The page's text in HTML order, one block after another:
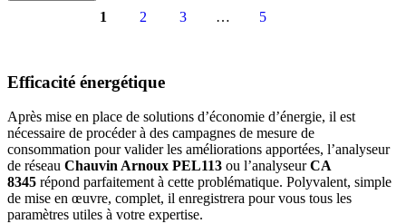
1 2 3 … 5
Efficacité énergétique
Après mise en place de solutions d’économie d’énergie, il est
nécessaire de procéder à des campagnes de mesure de
consommation pour valider les améliorations apportées, l’analyseur
de réseau Chauvin Arnoux PEL113 ou l’analyseurCA
8345 répond parfaitement à cette problématique. Polyvalent, simple
de mise en œuvre, complet, il enregistrera pour vous tous les
paramètres utiles à votre expertise.